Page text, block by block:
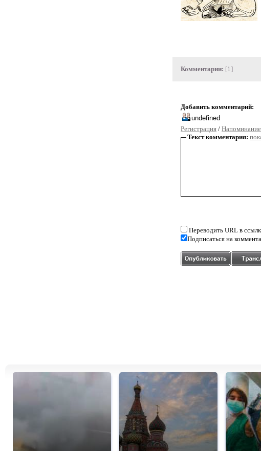
Комментарии: [1]
Добавить комментарий:
Регистрация /
Текст комментария:
Переводить URL в
Подписаться на